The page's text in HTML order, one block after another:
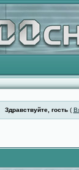
Здравствуйте, гость(